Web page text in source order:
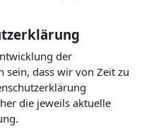
der
dass wir von Zeit zu
die jeweils aktuelle